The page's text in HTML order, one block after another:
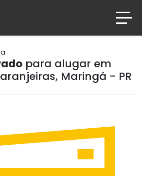
para alugar em
Maringá - PR